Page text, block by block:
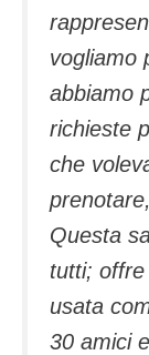
vogliamo
abbiamo
richieste
che
Questa
tutti; offre
usata
30 amici